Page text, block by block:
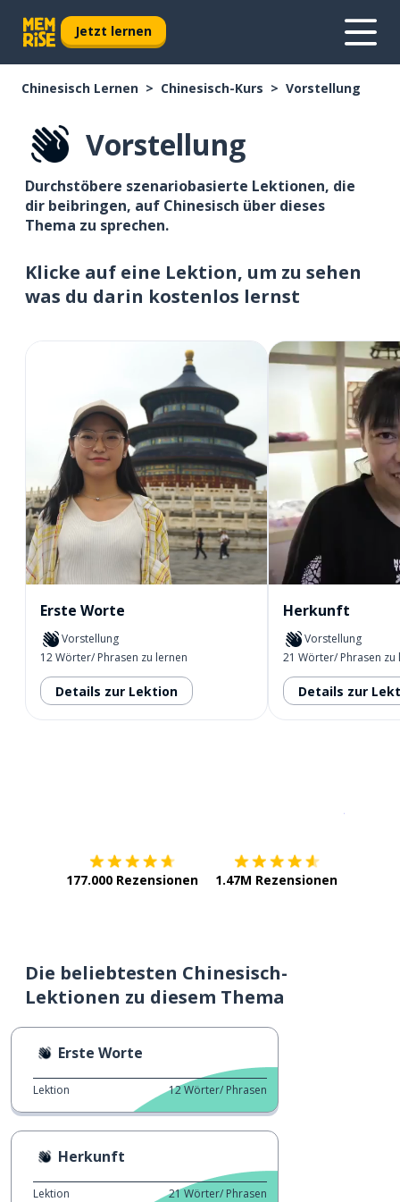
Jetzt lernen
Chinesisch Lernen Chinesisch-Kurs Vorstellung
Vorstellung
Durchstöbere szenariobasierte Lektionen, die
dir beibringen, auf Chinesisch über dieses
Thema zu sprechen.
Klicke auf eine Lektion, um zu sehen
was du darin kostenlos lernst
Erste Worte
Vorstellung
12 Wörter/ Phrasen zu lernen
Details zur Lektion
Herkunft
Vorstellung
21 Wörter/ Phrasen zu
Details zur
177.000 Rezensionen 1.47M Rezensionen
Die beliebtesten Chinesisch-
Lektionen zu diesem Thema
Erste Worte
Lektion 12Wörter/ Phrasen
Herkunft
Lektion 21Wörter/ Phrasen